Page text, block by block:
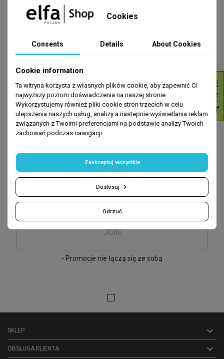
Krem-mydło dla dzieci Myszka
Mia Pink Elephant 90g
zł4.49
Krem-mydło dla dzieci Jenot
Daniel Pink Elephant 90g
-10% on first purchases
give me your e-mail:
JOIN
- Promocje nie łączą się ze sobą
SKLEP 
OBSŁUGA KLIENTA 
Cookies
Consents Details About Cookies
Cookie information
Ta witryna korzysta z własnych plików cookie, aby zapewnić Ci
najwyższy poziom doświadczenia na naszej stronie .
Wykorzystujemy również pliki cookie stron trzecich w celu
ulepszenia naszych usług, analizy a nastepnie wyświetlania reklam
związanych z Twoimi preferencjami na podstawie analizy Twoich
zachowań podczas nawigacji.
Odrzuć
Dostosuj
Zaakceptuj wszystkie
R